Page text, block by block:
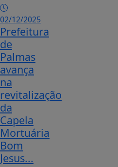
02/12/2025
Prefeitura
de
Palmas
avança
na
revitalização
da
Capela
Mortuária
Bom
Jesus...